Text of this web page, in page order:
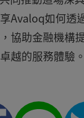
Avaloq如何透
協助金融機構
越的服務體驗。